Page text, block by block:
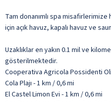
Tam donanımlı spa
için açık havuz, kapalı havuz ve
Uzaklıklar en yakın 0.1 mil ve
gösterilmektedir.
Cooperativa Agricola Possidenti
Cola Plajı - 1 km / 0,6 mi
El Castel Limon Evi - 1 km / 0,6 mi